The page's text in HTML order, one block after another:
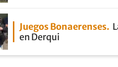
Juegos Bonaerenses
en Derqui